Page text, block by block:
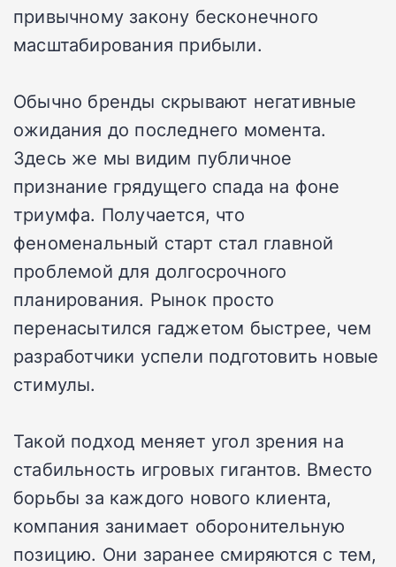
привычному закону бесконечного
масштабирования прибыли.
Обычно бренды скрывают негативные
ожидания до последнего момента.
Здесь же мы видим публичное
признание грядущего спада на фоне
триумфа. Получается, что
феноменальный старт стал главной
проблемой для долгосрочного
планирования. Рынок просто
перенасытился гаджетом быстрее, чем
разработчики успели подготовить новые
стимулы.
Такой подход меняет угол зрения на
стабильность игровых гигантов. Вместо
борьбы за каждого нового клиента,
компания занимает оборонительную
позицию. Они заранее смиряются с тем,